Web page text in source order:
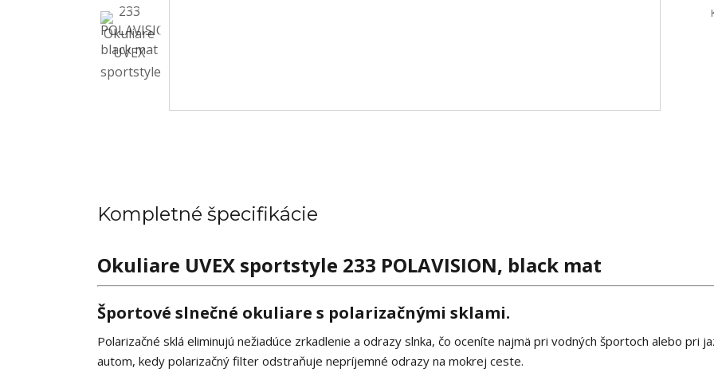
Kompletné špecifikácie
Okuliare UVEX sportstyle 233 POLAVISION, black mat
Športové slnečné okuliare s polarizačnými sklami.
Polarizačné sklá eliminujú nežiadúce zrkadlenie a odrazy slnka, čo oceníte najmä pri vodných športoch alebo pri
autom, kedy polarizačný filter odstraňuje nepríjemné odrazy na mokrej ceste.